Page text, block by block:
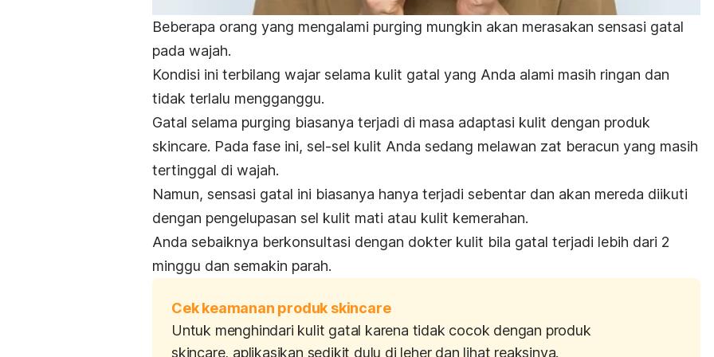
Beberapa orang yang mengalami purging mungkin akan merasakan sensasi gatal
pada wajah.
Kondisi ini terbilang wajar selama kulit gatal yang Anda alami masih ringan dan
tidak terlalu mengganggu.
Gatal selama purging biasanya terjadi di masa adaptasi kulit dengan produk
skincare. Pada fase ini, sel-sel kulit Anda sedang melawan zat beracun yang masih
tertinggal di wajah.
Namun, sensasi gatal ini biasanya hanya terjadi sebentar dan akan mereda diikuti
dengan pengelupasan sel kulit mati atau kulit kemerahan.
Anda sebaiknya berkonsultasi dengan dokter kulit bila gatal terjadi lebih dari 2
minggu dan semakin parah.
Cek keamanan produk skincare
Untuk menghindari kulit gatal karena tidak cocok dengan produk
skincare, aplikasikan sedikit dulu di leher dan lihat reaksinya.